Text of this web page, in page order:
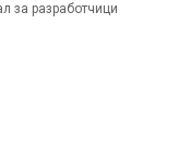
за разработчици